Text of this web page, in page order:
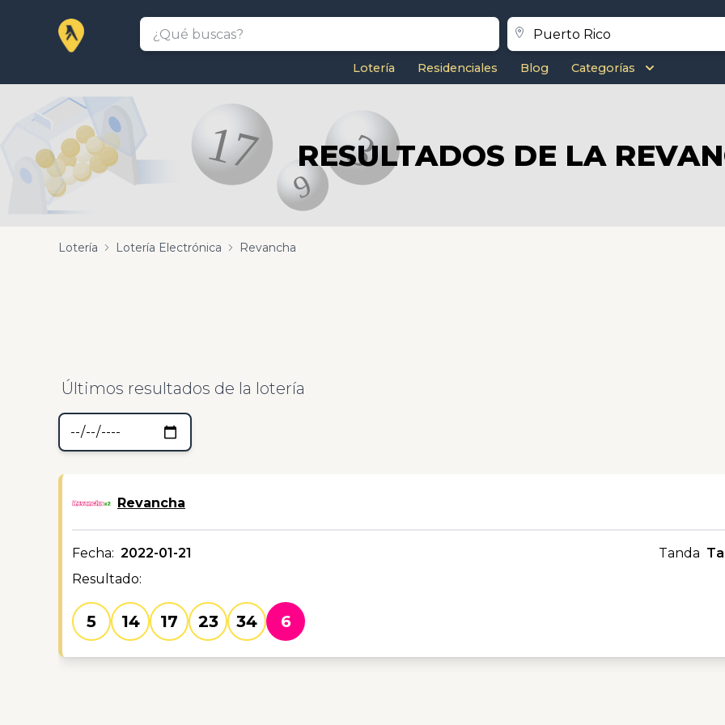
Lotería Residenciales Blog Categorías
RESULTADOS DE LA
Lotería Lotería Electrónica Revancha
Últimos resultados de la lotería
Revancha
Fecha: 2022-01-21 Tanda
Resultado:
5 14 17 23 34 6